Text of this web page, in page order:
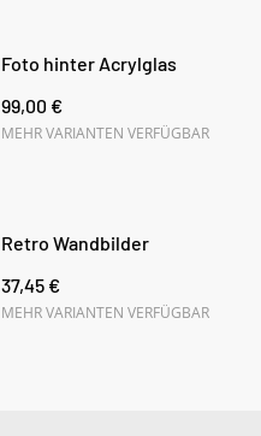
Foto hinter Acrylglas
99,00 €
MEHR VARIANTEN VERFÜGBAR
Retro Wandbilder
37,45 €
MEHR VARIANTEN VERFÜGBAR